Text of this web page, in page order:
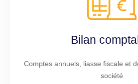
Bilan
Comptes annuels, liasse fiscale et
société